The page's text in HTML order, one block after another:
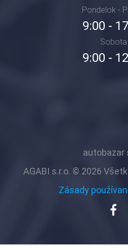
Pondelok -
9:00 -
Sobota
9:00 -
autobazar
AGABI s.r.o. © 2026
Zásady